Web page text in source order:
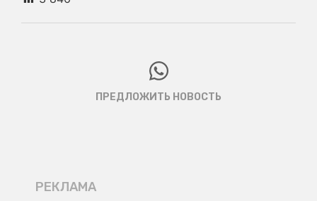
ПРЕДЛОЖИТЬ НОВОСТЬ
РЕКЛАМА